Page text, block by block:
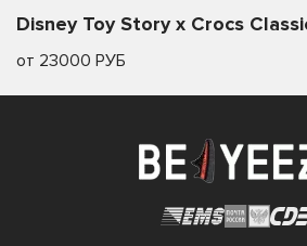
Disney Toy Story x Crocs
от 23000 РУБ